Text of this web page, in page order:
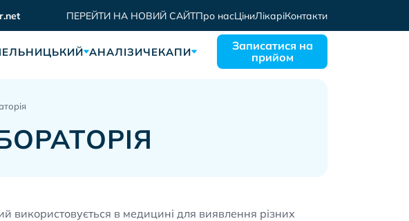
ПЕРЕЙТИ НА НОВИЙ САЙТПро насЦіниЛікаріКонтакти
АНАЛІЗИЧЕКАПИ
Записатися на
прийом
використовується в медицині для виявлення різних